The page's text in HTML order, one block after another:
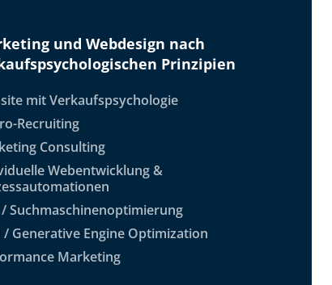
und Webdesign nach
Prinzipien
mit Verkaufspsychologie
Recruiting
Consulting
Webentwicklung &
/ Suchmaschinenoptimierung
/ Generative Engine Optimization
Marketing